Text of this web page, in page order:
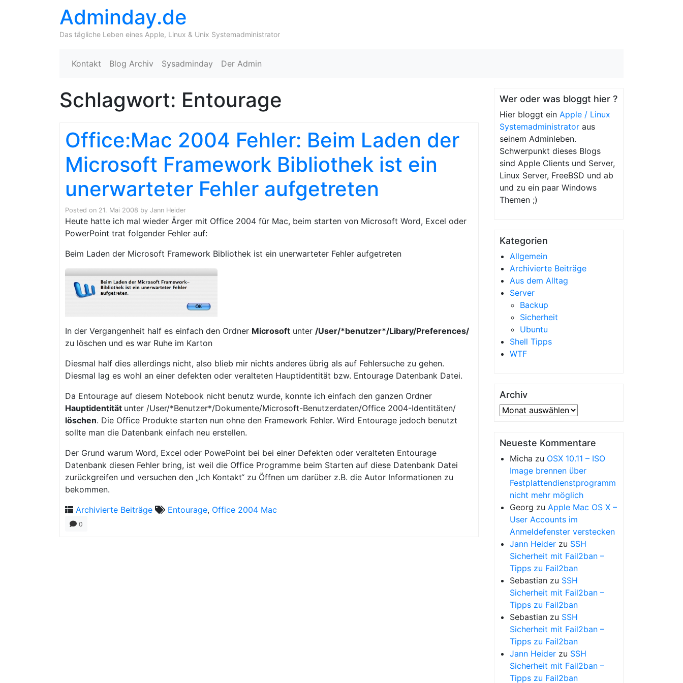
Adminday.de
Das tägliche Leben eines Apple, Linux & Unix Systemadministrator
Kontakt Blog Archiv Sysadminday Der Admin
Schlagwort: Entourage
Office:Mac 2004 Fehler: Beim Laden der
Microsoft Framework Bibliothek ist ein
unerwarteter Fehler aufgetreten
Posted on 21. Mai 2008 by Jann Heider
Heute hatte ich mal wieder Ärger mit Office 2004 für Mac, beim starten von Microsoft Word, Excel oder
PowerPoint trat folgender Fehler auf:
Beim Laden der Microsoft Framework Bibliothek ist ein unerwarteter Fehler aufgetreten
In der Vergangenheit half es einfach den Ordner Microsoft unter /User/*benutzer*/Libary/Preferences/
zu löschen und es war Ruhe im Karton
Diesmal half dies allerdings nicht, also blieb mir nichts anderes übrig als auf Fehlersuche zu gehen.
Diesmal lag es wohl an einer defekten oder veralteten Hauptidentität bzw. Entourage Datenbank Datei.
Da Entourage auf diesem Notebook nicht benutz wurde, konnte ich einfach den ganzen Ordner
Hauptidentität unter /User/*Benutzer*/Dokumente/Microsoft-Benutzerdaten/Office 2004-Identitäten/
löschen. Die Office Produkte starten nun ohne den Framework Fehler. Wird Entourage jedoch benutzt
sollte man die Datenbank einfach neu erstellen.
Der Grund warum Word, Excel oder PowePoint bei bei einer Defekten oder veralteten Entourage
Datenbank diesen Fehler bring, ist weil die Office Programme beim Starten auf diese Datenbank Datei
zurückgreifen und versuchen den „Ich Kontakt“ zu Öffnen um darüber z.B. die Autor Informationen zu
bekommen.
Archivierte Beiträge
Entourage, Office 2004 Mac
0
Wer oder was bloggt hier ?
Hier bloggt ein Apple / Linux
Systemadministrator aus
seinem Adminleben.
Schwerpunkt dieses Blogs
sind Apple Clients und Server,
Linux Server, FreeBSD und ab
und zu ein paar Windows
Themen ;)
Kategorien
Allgemein
Archivierte Beiträge
Aus dem Alltag
Server
Backup
Sicherheit
Ubuntu
Shell Tipps
WTF
Archiv
Archiv
Neueste Kommentare
Micha zu OSX 10.11 – ISO
Image brennen über
Festplattendienstprogramm
nicht mehr möglich
Georg zu Apple Mac OS X –
User Accounts im
Anmeldefenster verstecken
Jann Heider zu SSH
Sicherheit mit Fail2ban –
Tipps zu Fail2ban
Sebastian zu SSH
Sicherheit mit Fail2ban –
Tipps zu Fail2ban
Sebastian zu SSH
Sicherheit mit Fail2ban –
Tipps zu Fail2ban
Jann Heider zu SSH
Sicherheit mit Fail2ban –
Tipps zu Fail2ban